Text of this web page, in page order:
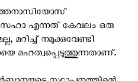
എന്നത് കേവലം ഒരു
നമുക്കുവേണ്ടി
മഹത്വപ്പെടുത്തുന്നതാണ്.